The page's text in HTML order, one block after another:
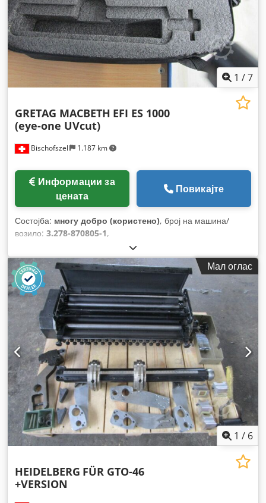
1 /7
Bischofszell 1.187 km
GRETAG MACBETH EFI ES 1000
(eye-one UVcut)
цената
Повикајте
Состојба: многу добро (користено), број на машина/
возило: 3.278-870805-1,
Мал оглас
1 / 6
HEIDELBERG FÜR GTO-46
+VERSION